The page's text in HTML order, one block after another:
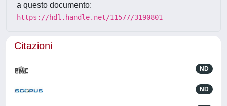
a questo documento:
https://hdl.handle.net/11577/3190801
Citazioni
ND
ND